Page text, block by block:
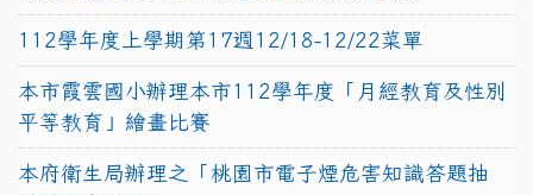
112學年度上學期第17週12/18-12/22菜單
本市霞雲國小辦理本市112學年度「月經教育及性別
平等教育」繪畫比賽
本府衛生局辦理之「桃園市電子煙危害知識答題抽